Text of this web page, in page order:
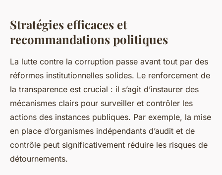
Stratégies efficaces et
recommandations politiques
La lutte contre la corruption passe avant tout par des
réformes institutionnelles solides. Le renforcement de
la transparence est crucial : il s’agit d’instaurer des
mécanismes clairs pour surveiller et contrôler les
actions des instances publiques. Par exemple, la mise
en place d’organismes indépendants d’audit et de
contrôle peut significativement réduire les risques de
détournements.